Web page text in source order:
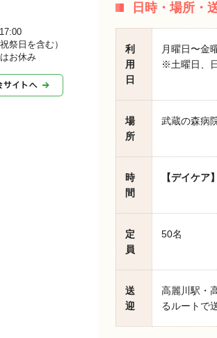
祭日を含む）
お休み
日時・場所・
利
用
日
月曜日〜金
※土曜日、
場
所
武蔵の森病
時
間
【デイケア
定
員
50名
送
迎
高麗川駅・
るルートで